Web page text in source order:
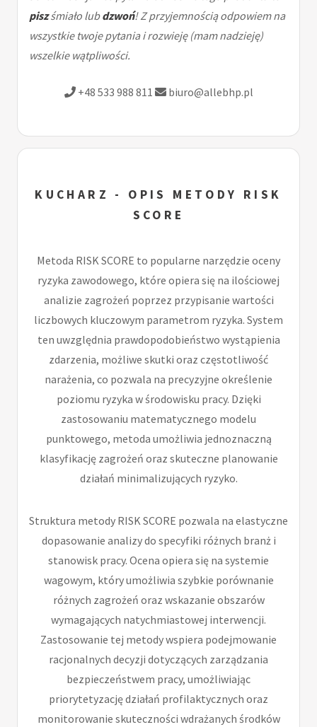
piszśmiało lubdzwoń! Z przyjemnością odpowiem na
wszystkie twoje pytania i rozwieję (mam nadzieję)
wszelkie wątpliwości.
+48 533 988 811 biuro@allebhp.pl
KUCHARZ - OPIS METODY RISK
SCORE
Metoda RISK SCORE to popularne narzędzie oceny
ryzyka zawodowego, które opiera się na ilościowej
analizie zagrożeń poprzez przypisanie wartości
liczbowych kluczowym parametrom ryzyka. System
ten uwzględnia prawdopodobieństwo wystąpienia
zdarzenia, możliwe skutki oraz częstotliwość
narażenia, co pozwala na precyzyjne określenie
poziomu ryzyka w środowisku pracy. Dzięki
zastosowaniu matematycznego modelu
punktowego, metoda umożliwia jednoznaczną
klasyfikację zagrożeń oraz skuteczne planowanie
działań minimalizujących ryzyko.
Struktura metody RISK SCORE pozwala na elastyczne
dopasowanie analizy do specyfiki różnych branż i
stanowisk pracy. Ocena opiera się na systemie
wagowym, który umożliwia szybkie porównanie
różnych zagrożeń oraz wskazanie obszarów
wymagających natychmiastowej interwencji.
Zastosowanie tej metody wspiera podejmowanie
racjonalnych decyzji dotyczących zarządzania
bezpieczeństwem pracy, umożliwiając
priorytetyzację działań profilaktycznych oraz
monitorowanie skuteczności wdrażanych środków